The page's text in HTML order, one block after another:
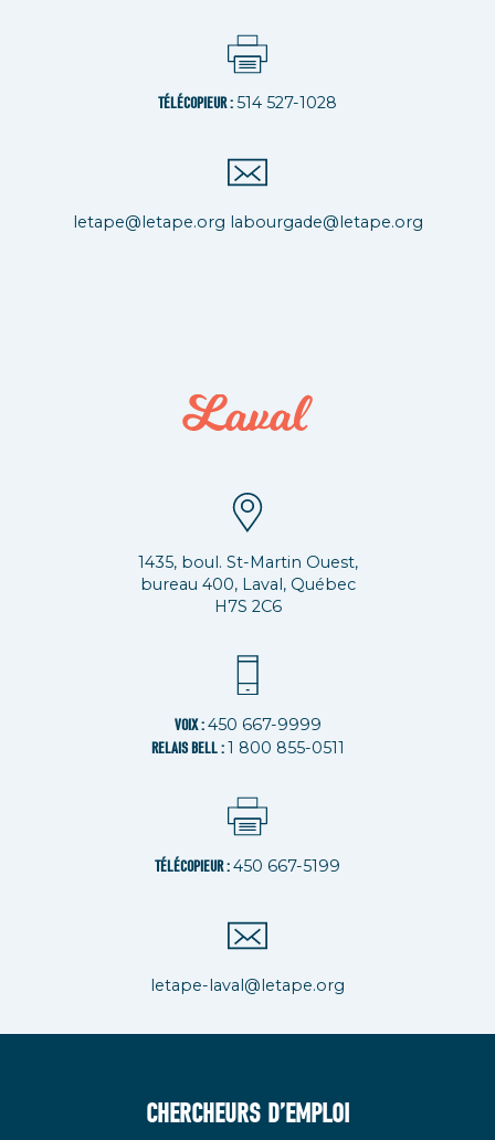
TÉLÉCOPIEUR :514 527-1028
letape@letape.org labourgade@letape.org
1435, boul. St-Martin Ouest,
bureau 400, Laval, Québec
H7S 2C6
VOIX :450 667-9999
RELAIS BELL :1 800 855-0511
TÉLÉCOPIEUR :450 667-5199
letape-laval@letape.org
CHERCHEURS D’EMPLOI